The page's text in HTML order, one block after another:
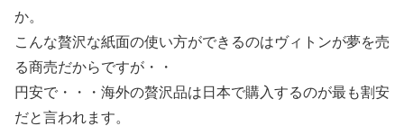
か。
こんな贅沢な紙面の使い方ができるのはヴィトンが夢を売
る商売だからですが・・
円安で・・・海外の贅沢品は日本で購入するのが最も割安
だと言われます。